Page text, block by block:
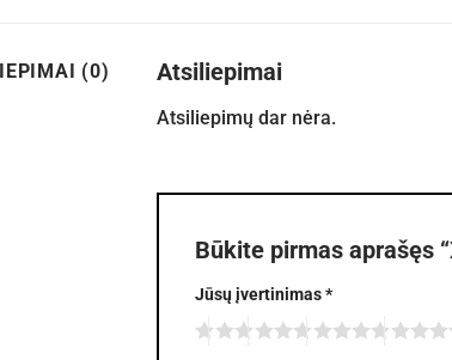
(0) Atsiliepimai
Atsiliepimų dar nėra.
Būkite pirmas aprašęs
Jūsų įvertinimas*